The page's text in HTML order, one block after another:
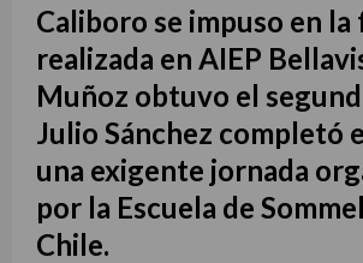
Caliboro se impuso en la
realizada en AIEP
Muñoz obtuvo el
Julio Sánchez completó
una exigente jornada
por la Escuela de
Chile.